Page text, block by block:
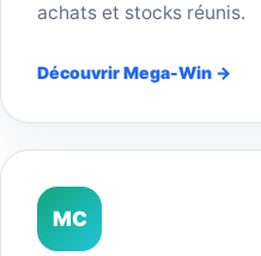
achats et stocks réunis.
Découvrir Mega-Win →
MC